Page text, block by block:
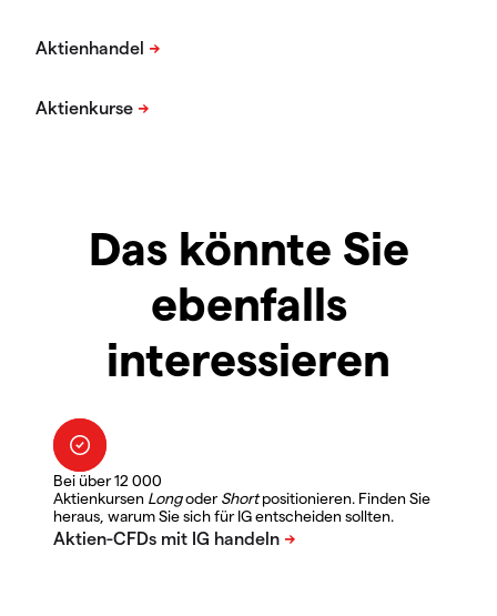
Das könnte Sie
ebenfalls
interessieren
Bei über 12 000
Aktienkursen LongoderShortpositionieren. Finden Sie
heraus, warum Sie sich für IG entscheiden sollten.